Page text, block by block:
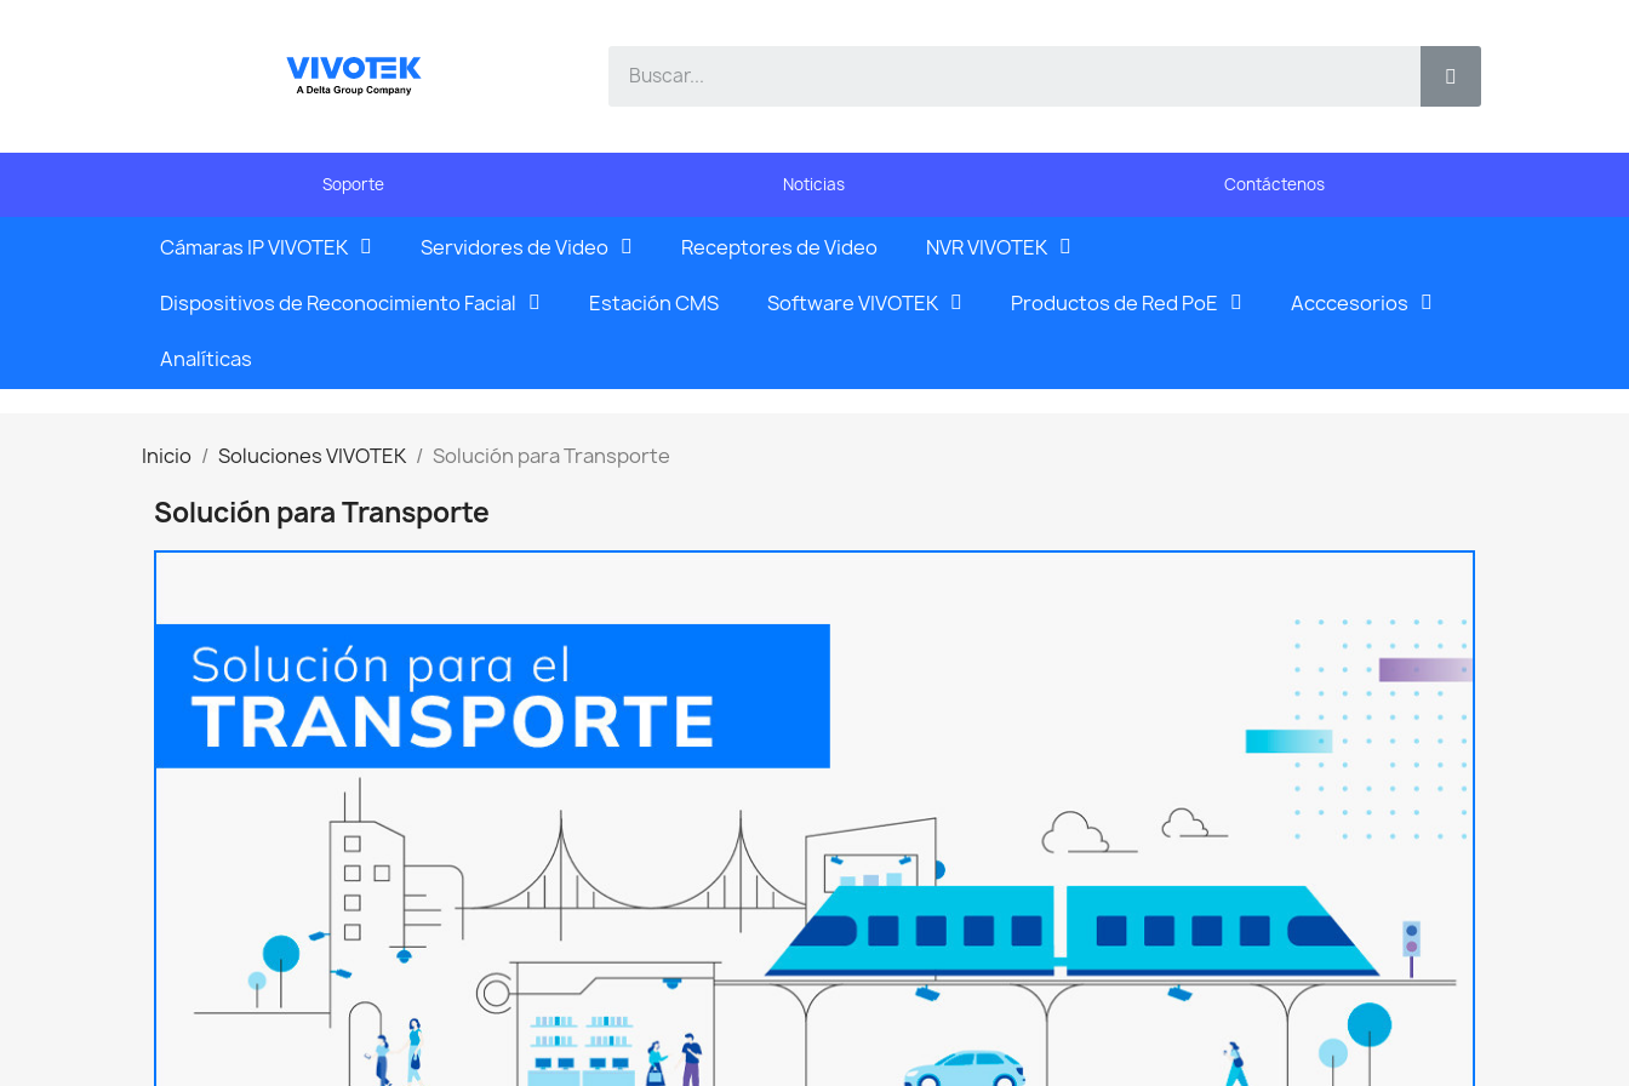
Soporte Noticias Contáctenos
Cámaras IP VIVOTEK Servidores de Video Receptores de Video NVR VIVOTEK
Dispositivos de Reconocimiento Facial Estación CMS Software VIVOTEK Productos de Red PoE Acccesorios
Analíticas
Inicio Soluciones VIVOTEK Solución para Transporte
Solución para Transporte